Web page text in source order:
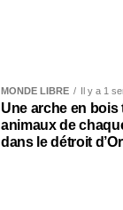
MONDE LIBRE Il y a 1
Une arche en
animaux de
dans le détroit